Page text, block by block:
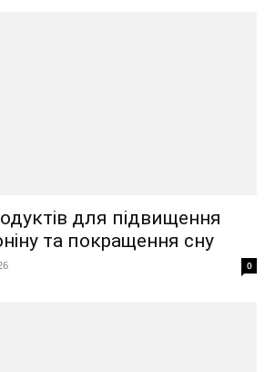
для підвищення
та покращення сну
0